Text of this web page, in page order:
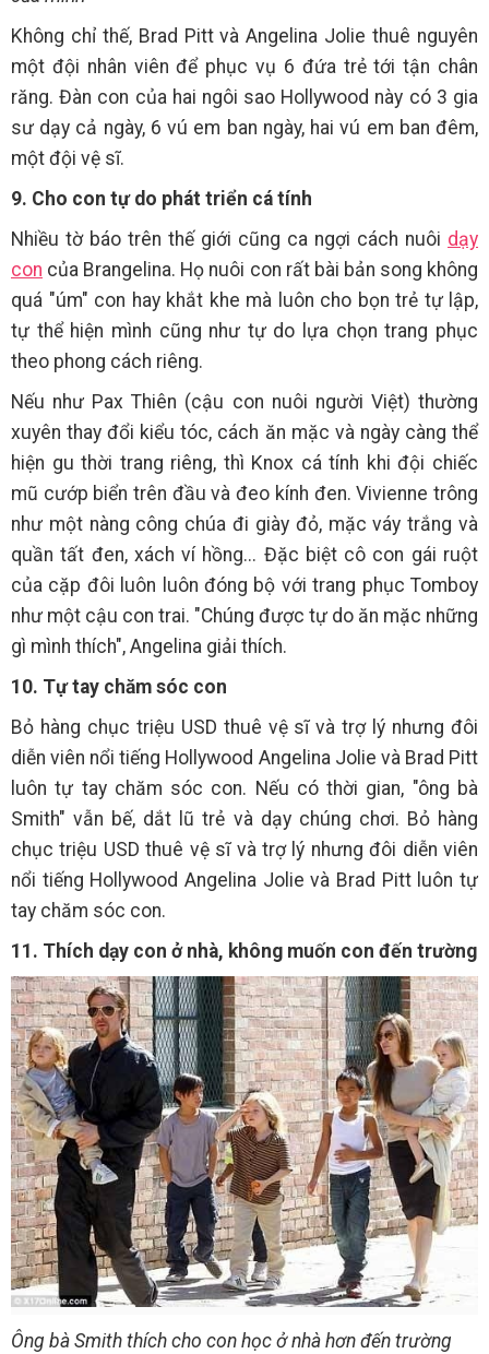
Không chỉ thế, Brad Pitt và Angelina Jolie thuê nguyên
một đội nhân viên để phục vụ 6 đứa trẻ tới tận chân
răng. Đàn con của hai ngôi sao Hollywood này có 3 gia
sư dạy cả ngày, 6 vú em ban ngày, hai vú em ban đêm,
một đội vệ sĩ.
9. Cho con tự do phát triển cá tính
Nhiều tờ báo trên thế giới cũng ca ngợi cách nuôi dạy
con của Brangelina. Họ nuôi con rất bài bản song không
quá "úm" con hay khắt khe mà luôn cho bọn trẻ tự lập,
tự thể hiện mình cũng như tự do lựa chọn trang phục
theo phong cách riêng.
Nếu như Pax Thiên (cậu con nuôi người Việt) thường
xuyên thay đổi kiểu tóc, cách ăn mặc và ngày càng thể
hiện gu thời trang riêng, thì Knox cá tính khi đội chiếc
mũ cướp biển trên đầu và đeo kính đen. Vivienne trông
như một nàng công chúa đi giày đỏ, mặc váy trắng và
quần tất đen, xách ví hồng... Đặc biệt cô con gái ruột
của cặp đôi luôn luôn đóng bộ với trang phục Tomboy
như một cậu con trai. "Chúng được tự do ăn mặc những
gì mình thích", Angelina giải thích.
10. Tự tay chăm sóc con
Bỏ hàng chục triệu USD thuê vệ sĩ và trợ lý nhưng đôi
diễn viên nổi tiếng Hollywood Angelina Jolie và Brad Pitt
luôn tự tay chăm sóc con. Nếu có thời gian, "ông bà
Smith" vẫn bế, dắt lũ trẻ và dạy chúng chơi. Bỏ hàng
chục triệu USD thuê vệ sĩ và trợ lý nhưng đôi diễn viên
nổi tiếng Hollywood Angelina Jolie và Brad Pitt luôn tự
tay chăm sóc con.
11. Thích dạy con ở nhà, không muốn con đến trường
Ông bà Smith thích cho con học ở nhà hơn đến trường